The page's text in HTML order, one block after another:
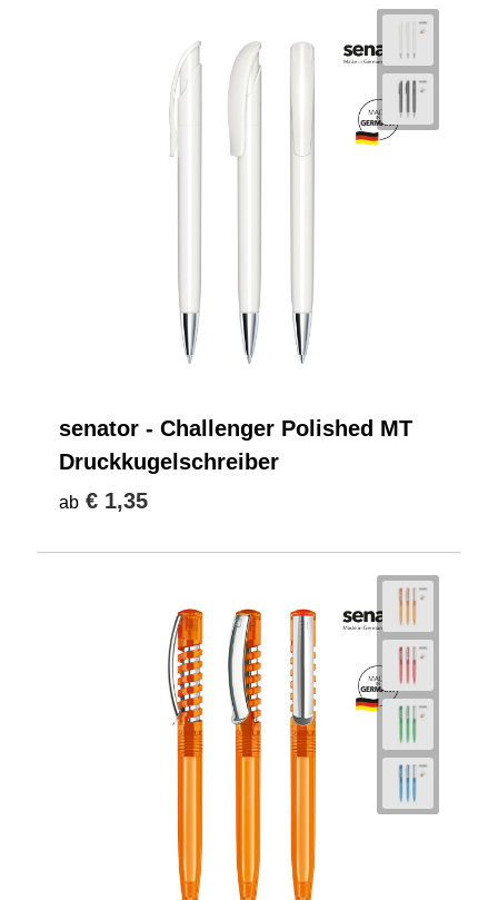
senator - Challenger Polished MT
Druckkugelschreiber
ab € 1,35